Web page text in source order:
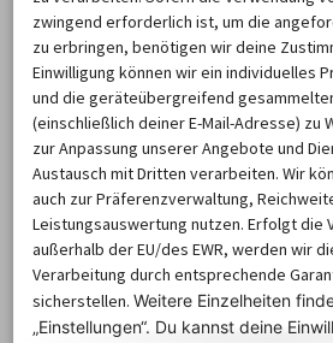
zwingend erforderlich ist, um die
zu erbringen, benötigen wir deine
Einwilligung können wir ein individuelles
und die geräteübergreifend
(einschließlich deiner E-Mail-Adresse) zu
zur Anpassung unserer Angebote und
Austausch mit Dritten verarbeiten. Wir
auch zur Präferenzverwaltung,
Leistungsauswertung nutzen. Erfolgt die
außerhalb der EU/des EWR, werden wir
Verarbeitung durch entsprechende
sicherstellen.Weitere Einzelheiten
„Einstellungen“. Du kannst deine